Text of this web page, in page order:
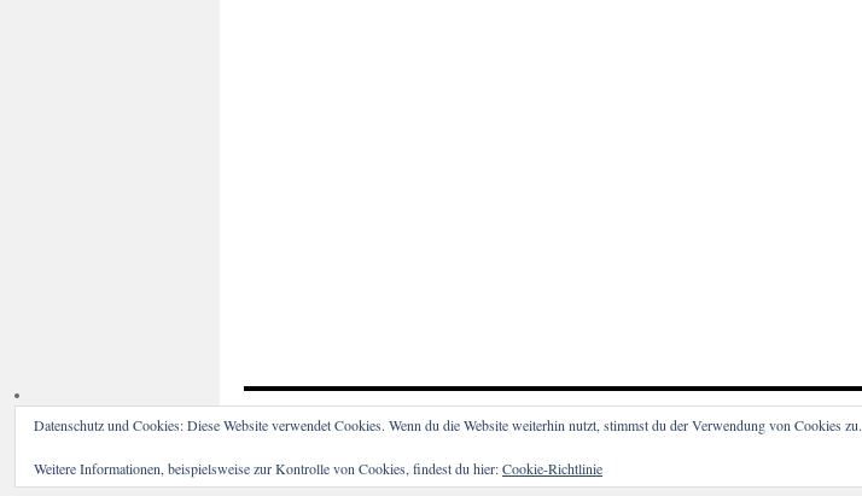
Datenschutz und Cookies: Diese Website verwendet Cookies. Wenn du die Website weiterhin nutzt, stimmst du der Verwendung von Cookies zu.
Weitere Informationen, beispielsweise zur Kontrolle von Cookies, findest du hier:Cookie-Richtlinie